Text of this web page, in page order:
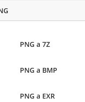
PNG a 7Z
PNG a BMP
PNG a EXR